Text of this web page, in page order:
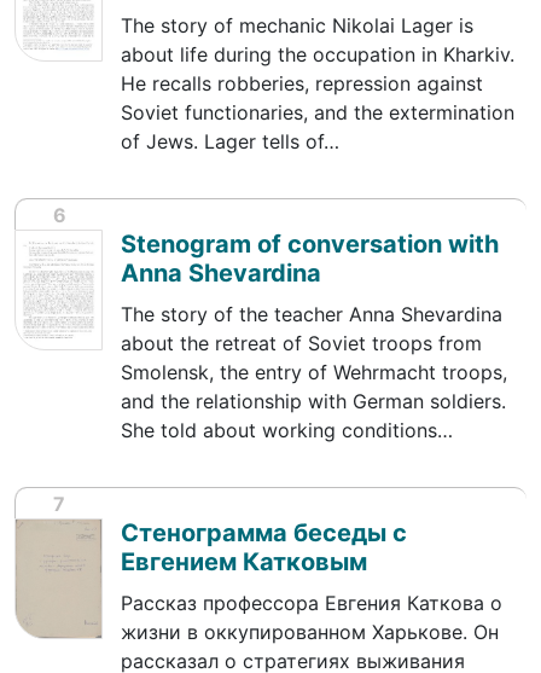
The story of mechanic Nikolai Lager is
about life during the occupation in Kharkiv.
He recalls robberies, repression against
Soviet functionaries, and the extermination
of Jews. Lager tells of…
6
Stenogram of conversation with
Anna Shevardina
The story of the teacher Anna Shevardina
about the retreat of Soviet troops from
Smolensk, the entry of Wehrmacht troops,
and the relationship with German soldiers.
She told about working conditions…
7
Стенограмма беседы с
Евгением Катковым
Рассказ профессора Евгения Каткова о
жизни в оккупированном Харькове. Он
рассказал о стратегиях выживания